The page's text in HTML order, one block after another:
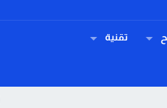
تقنية